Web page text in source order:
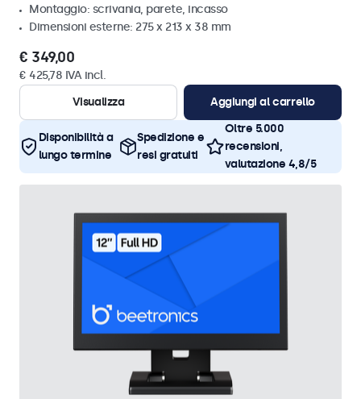
Montaggio: scrivania, parete, incasso
Dimensioni esterne: 275 x 213 x 38 mm
€ 349,00
€ 425,78 IVA incl.
Visualizza
Aggiungi al carrello
Disponibilità a
lungo termine
Spedizione e
resi gratuiti
Oltre 5.000
recensioni,
valutazione 4,8/5